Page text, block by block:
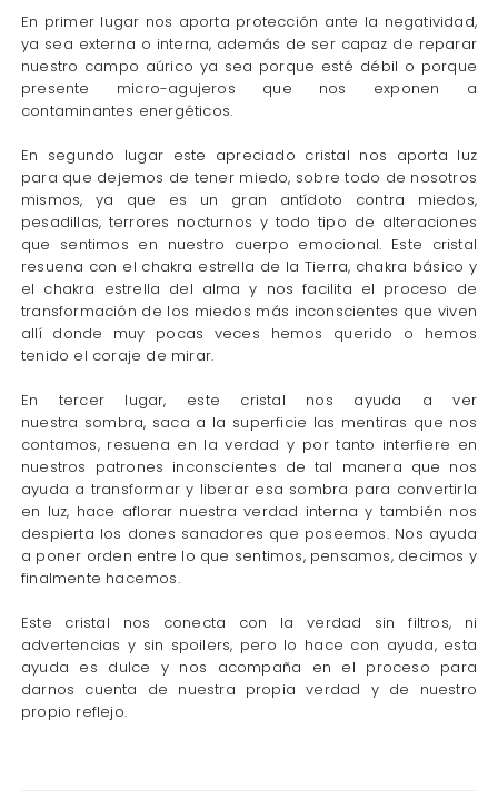
En primer lugar nos aporta protección ante la negatividad,
ya sea externa o interna, además de ser capaz de reparar
nuestro campo aúrico ya sea porque esté débil o porque
presente micro-agujeros que nos exponen a
contaminantes energéticos.
En segundo lugar este apreciado cristal nos aporta luz
para que dejemos de tener miedo, sobre todo de nosotros
mismos, ya que es un gran antídoto contra miedos,
pesadillas, terrores nocturnos y todo tipo de alteraciones
que sentimos en nuestro cuerpo emocional. Este cristal
resuena con el chakra estrella de la Tierra, chakra básico y
el chakra estrella del alma y nos facilita el proceso de
transformación de los miedos más inconscientes que viven
allí donde muy pocas veces hemos querido o hemos
tenido el coraje de mirar.
En tercer lugar, este cristal nos ayuda a ver
nuestra sombra, saca a la superficie las mentiras que nos
contamos, resuena en la verdad y por tanto interfiere en
nuestros patrones inconscientes de tal manera que nos
ayuda a transformar y liberar esa sombra para convertirla
en luz, hace aflorar nuestra verdad interna y también nos
despierta los dones sanadores que poseemos. Nos ayuda
a poner orden entre lo que sentimos, pensamos, decimos y
finalmente hacemos.
Este cristal nos conecta con la verdad sin filtros, ni
advertencias y sin spoilers, pero lo hace con ayuda, esta
ayuda es dulce y nos acompaña en el proceso para
darnos cuenta de nuestra propia verdad y de nuestro
propio reflejo.